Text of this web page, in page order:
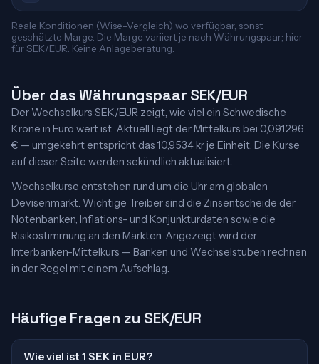
Reale Konditionen (Wise-Vergleich) wo verfügbar, sonst
geschätzte Marge. Die Marge variiert je nach Währungspaar; hier
für SEK/EUR. Keine Anlageberatung.
Über das Währungspaar SEK/EUR
Der Wechselkurs SEK/EUR zeigt, wie viel ein Schwedische
Krone in Euro wert ist. Aktuell liegt der Mittelkurs bei 0,091296
€ — umgekehrt entspricht das 10,9534 kr je Einheit. Die Kurse
auf dieser Seite werden sekündlich aktualisiert.
Wechselkurse entstehen rund um die Uhr am globalen
Devisenmarkt. Wichtige Treiber sind die Zinsentscheide der
Notenbanken, Inflations- und Konjunkturdaten sowie die
Risikostimmung an den Märkten. Angezeigt wird der
Interbanken-Mittelkurs — Banken und Wechselstuben rechnen
in der Regel mit einem Aufschlag.
Häufige Fragen zu SEK/EUR
Wie viel ist 1 SEK in EUR?